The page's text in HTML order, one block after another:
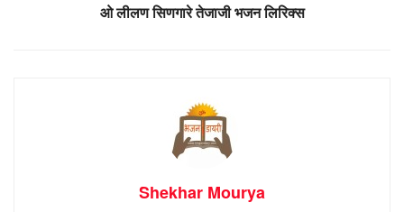
ओ लीलण सिणगारे तेजाजी भजन लिरिक्स
Shekhar Mourya